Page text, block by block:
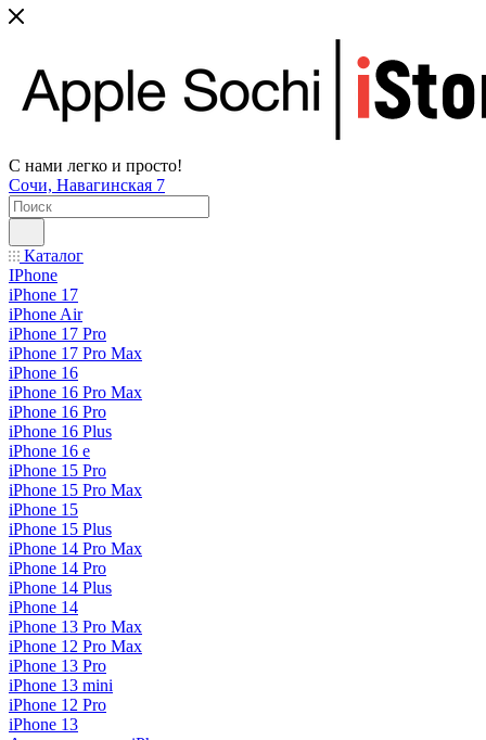
С нами легко и просто!
Сочи, Навагинская 7
Каталог
IPhone
iPhone 17
iPhone Air
iPhone 17 Pro
iPhone 17 Pro Max
iPhone 16
iPhone 16 Pro Max
iPhone 16 Pro
iPhone 16 Plus
iPhone 16 e
iPhone 15 Pro
iPhone 15 Pro Max
iPhone 15
iPhone 15 Plus
iPhone 14 Pro Max
iPhone 14 Pro
iPhone 14 Plus
iPhone 14
iPhone 13 Pro Max
iPhone 12 Pro Max
iPhone 13 Pro
iPhone 13 mini
iPhone 12 Pro
iPhone 13